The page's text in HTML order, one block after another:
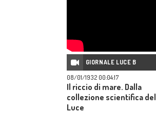
GIORNALE LUCE B
08/01/1932 00:04:17
Il riccio di mare. Dalla
collezione scientifica del
Luce